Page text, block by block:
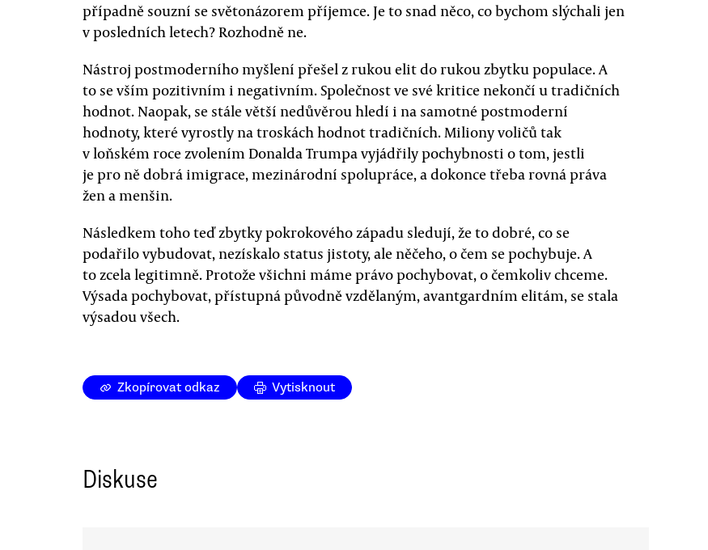
případně souzní se světonázorem příjemce. Je to snad něco, co bychom slýchali jen
v posledních letech? Rozhodně ne.
Nástroj postmoderního myšlení přešel z rukou elit do rukou zbytku populace. A
to se vším pozitivním i negativním. Společnost ve své kritice nekončí u tradičních
hodnot. Naopak, se stále větší nedůvěrou hledí i na samotné postmoderní
hodnoty, které vyrostly na troskách hodnot tradičních. Miliony voličů tak
v loňském roce zvolením Donalda Trumpa vyjádřily pochybnosti o tom, jestli
je pro ně dobrá imigrace, mezinárodní spolupráce, a dokonce třeba rovná práva
žen a menšin.
Následkem toho teď zbytky pokrokového západu sledují, že to dobré, co se
podařilo vybudovat, nezískalo status jistoty, ale něčeho, o čem se pochybuje. A
to zcela legitimně. Protože všichni máme právo pochybovat, o čemkoliv chceme.
Výsada pochybovat, přístupná původně vzdělaným, avantgardním elitám, se stala
výsadou všech.
Zkopírovat odkaz Vytisknout
Diskuse